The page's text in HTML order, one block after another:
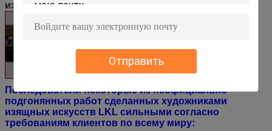
Отправить
изображения:
Последователи некоторые из неофициально
подгонянных работ сделанных художниками
изящных искусств LKL сильными согласно
требованиям клиентов по всему миру: